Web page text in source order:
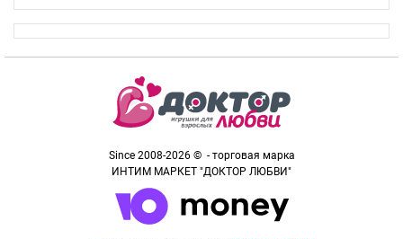
Since 2008-2026 © - торговая марка
ИНТИМ МАРКЕТ "ДОКТОР ЛЮБВИ"